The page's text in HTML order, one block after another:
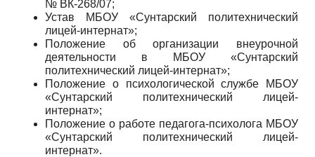
№ ВК-268/07;
Устав МБОУ «Сунтарский политехнический
лицей-интернат»;
Положение об организации внеурочной
деятельности в МБОУ «Сунтарский
политехнический лицей-интернат»;
Положение о психологической службе МБОУ
«Сунтарский политехнический лицей-
интернат»;
Положение о работе педагога-психолога МБОУ
«Сунтарский политехнический лицей-
интернат».